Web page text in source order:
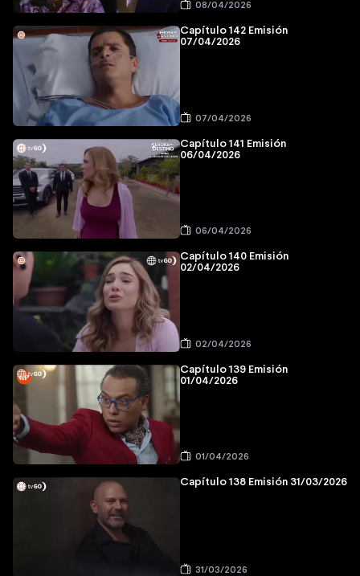
08/04/2026
Capítulo 142 Emisión
07/04/2026
07/04/2026
Capítulo 141 Emisión
06/04/2026
06/04/2026
Capítulo 140 Emisión
02/04/2026
02/04/2026
Capítulo 139 Emisión
01/04/2026
01/04/2026
Capítulo 138 Emisión 31/03/2026
31/03/2026